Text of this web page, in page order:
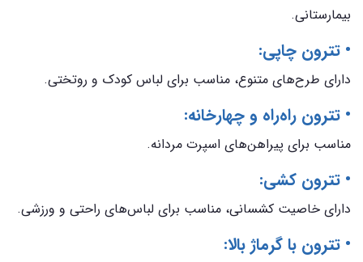
بیمارستانی.
• تترون چاپی:
دارای طرح‌های متنوع، مناسب برای لباس کودک و روتختی.
• تترون راه‌راه و چهارخانه:
مناسب برای پیراهن‌های اسپرت مردانه.
• تترون کشی:
دارای خاصیت کشسانی، مناسب برای لباس‌های راحتی و ورزشی.
• تترون با گرماژ بالا: